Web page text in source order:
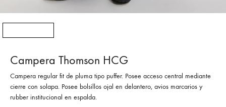
Campera Thomson HCG
Campera regular fit de pluma tipo puffer. Posee acceso central mediante
cierre con solapa. Posee bolsillos ojal en delantero, avios marcarios y
rubber institucional en espalda.